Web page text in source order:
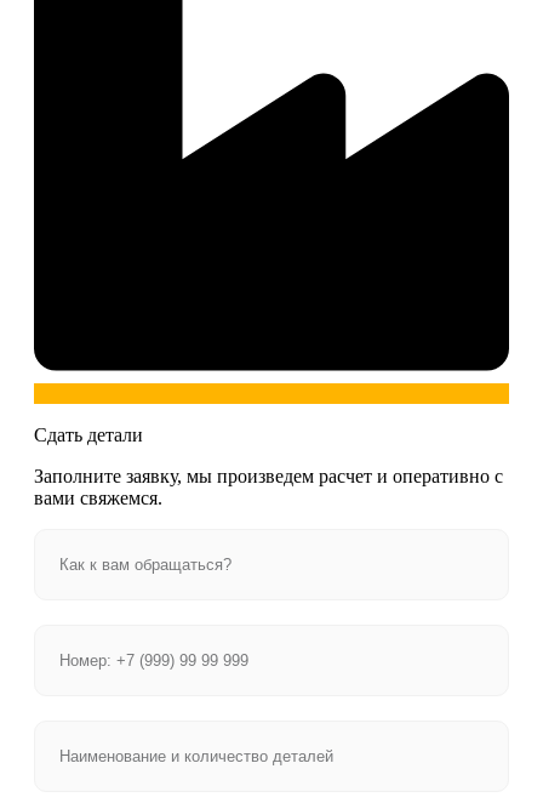
Сдать детали
Заполните заявку, мы произведем расчет и оперативно с
вами свяжемся.